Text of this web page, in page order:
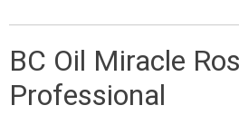
BC Oil Miracle
Professional